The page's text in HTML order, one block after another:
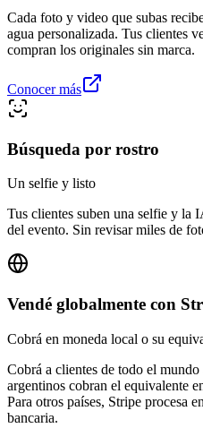
Cada foto y video que subas
agua personalizada. Tus clientes
compran los originales sin marca.
Conocer más
Búsqueda por rostro
Un selfie y listo
Tus clientes suben una selfie y la
del evento. Sin revisar miles de
Vendé globalmente con
Cobrá en moneda local o su
Cobrá a clientes de todo el
argentinos cobran el equivalente
Para otros países, Stripe procesa
bancaria.